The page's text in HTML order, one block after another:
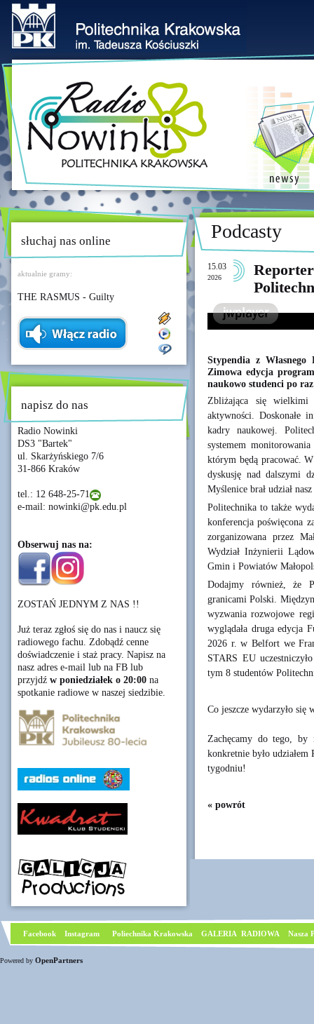
słuchaj nas online
aktualnie gramy:
THE RASMUS - Guilty
napisz do nas
Radio Nowinki
DS3 "Bartek"
ul. Skarżyńskiego 7/6
31-866 Kraków
tel.: 12 648-25-71
e-mail: nowinki@pk.edu.pl
Obserwuj nas na:
ZOSTAŃ JEDNYM Z NAS !!
Już teraz zgłoś się do nas i naucz się
radiowego fachu. Zdobądź cenne
doświadczenie i staż pracy. Napisz na
nasz adres e-mail lub na FB lub
przyjdź w poniedziałek o 20:00 na
spotkanie radiowe w naszej siedzibie.
Podcasty
15.03
2026
Stypendia z Własnego
Zimowa edycja
naukowo studenci po
Zbliżająca się
aktywności. Doskonałe
kadry naukowej.
systemem
którym będą pracować.
dyskusję nad dalszymi
Myślenice brał udział
Politechnika to także
konferencja poświęcona
zorganizowana przez
Wydział Inżynierii
Gmin i Powiatów
Dodajmy również, że
granicami Polski.
wyzwania rozwojowe
wyglądała druga edycja
2026 r. w Belfort we
STARS EU
tym 8 studentów
Co jeszcze wydarzyło
Zachęcamy do tego,
konkretnie było
tygodniu!
« powrót
Facebook Instagram Poliechnika Krakowska GALERIA RADIOWA Nasza
Powered by OpenPartners